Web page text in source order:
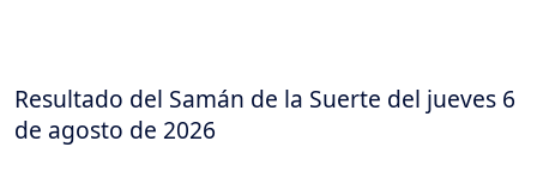
Resultado del Samán de la Suerte del jueves 6
de agosto de 2026